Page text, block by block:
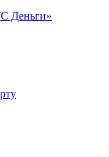
Деньги»